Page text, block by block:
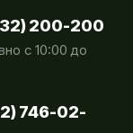
200-200
с 10:00 до
746-02-